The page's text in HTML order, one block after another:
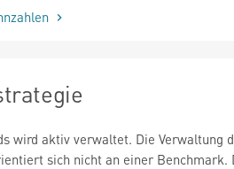
wird aktiv verwaltet. Die Verwaltung
sich nicht an einer Benchmark.